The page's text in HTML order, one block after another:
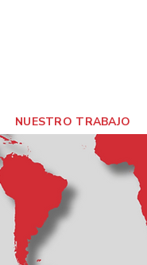
NUESTRO TRABAJO